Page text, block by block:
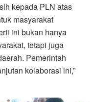
kepada PLN atas
masyarakat
ini bukan hanya
tetapi juga
Pemerintah
kolaborasi ini,”